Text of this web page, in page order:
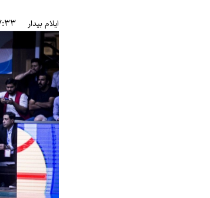
ایلام بیدار 07/20